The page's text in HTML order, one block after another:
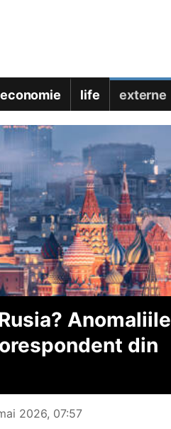
economie life externe
Anomaliile
din
2026, 07:57